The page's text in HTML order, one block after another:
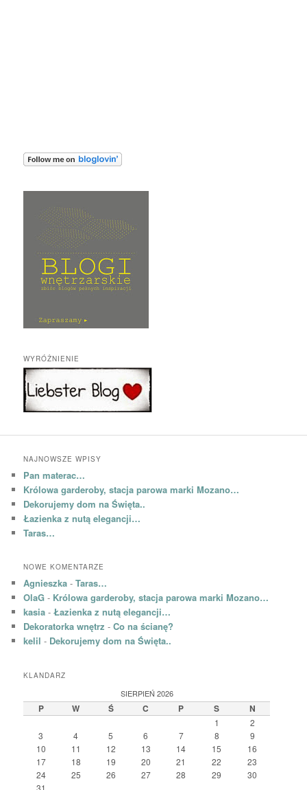
WYRÓŻNIENIE
NAJNOWSZE WPISY
Pan materac…
Królowa garderoby, stacja parowa marki Mozano…
Dekorujemy dom na Święta..
Łazienka z nutą elegancji…
Taras…
NOWE KOMENTARZE
Agnieszka -Taras…
OlaG - Królowa garderoby, stacja parowa marki Mozano…
kasia -Łazienka z nutą elegancji…
Dekoratorka wnętrz -Co na ścianę?
kelil - Dekorujemy dom na Święta..
KLANDARZ
SIERPIEŃ 2026
P W Ś C P S N
1
2
3
4 5 6 7 8
9
10
11 12 13 14 15
16
17
18 19 20 21 22
23
24
25 26 27 28 29
30
31